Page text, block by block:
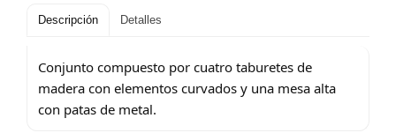
Descripción Detalles
Conjunto compuesto por cuatro taburetes de
madera con elementos curvados y una mesa alta
con patas de metal.